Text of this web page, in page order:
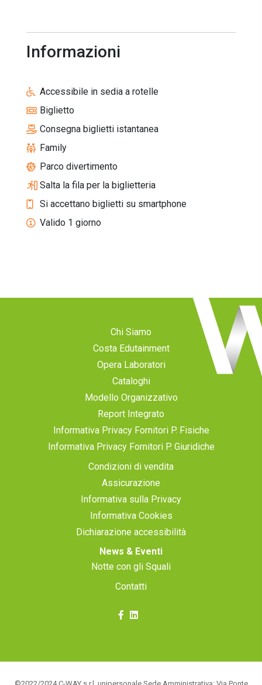
Informazioni
Accessibile in sedia a rotelle
Biglietto
Consegna biglietti istantanea
Family
Parco divertimento
Salta la fila per la biglietteria
Si accettano biglietti su smartphone
Valido 1 giorno
Chi Siamo
Costa Edutainment
Opera Laboratori
Cataloghi
Modello Organizzativo
Report Integrato
Informativa Privacy Fornitori P. Fisiche
Informativa Privacy Fornitori P. Giuridiche
Condizioni di vendita
Assicurazione
Informativa sulla Privacy
Informativa Cookies
Dichiarazione accessibilità
News & Eventi
Notte con gli Squali
Contatti